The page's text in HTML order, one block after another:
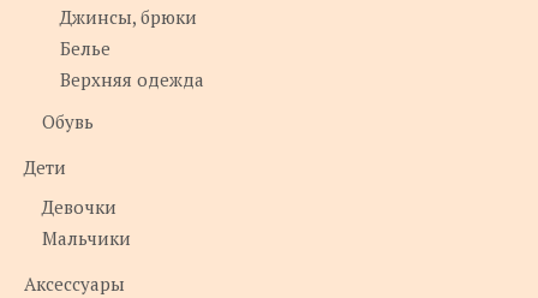
Джинсы, брюки
Белье
Верхняя одежда
Обувь
Дети
Девочки
Мальчики
Аксессуары